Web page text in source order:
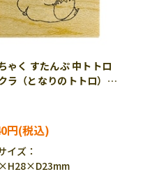
ゃく すたんぷ 中トトロ
ラ（となりのトトロ）
円
イズ：